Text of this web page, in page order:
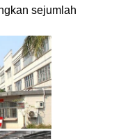
sejumlah